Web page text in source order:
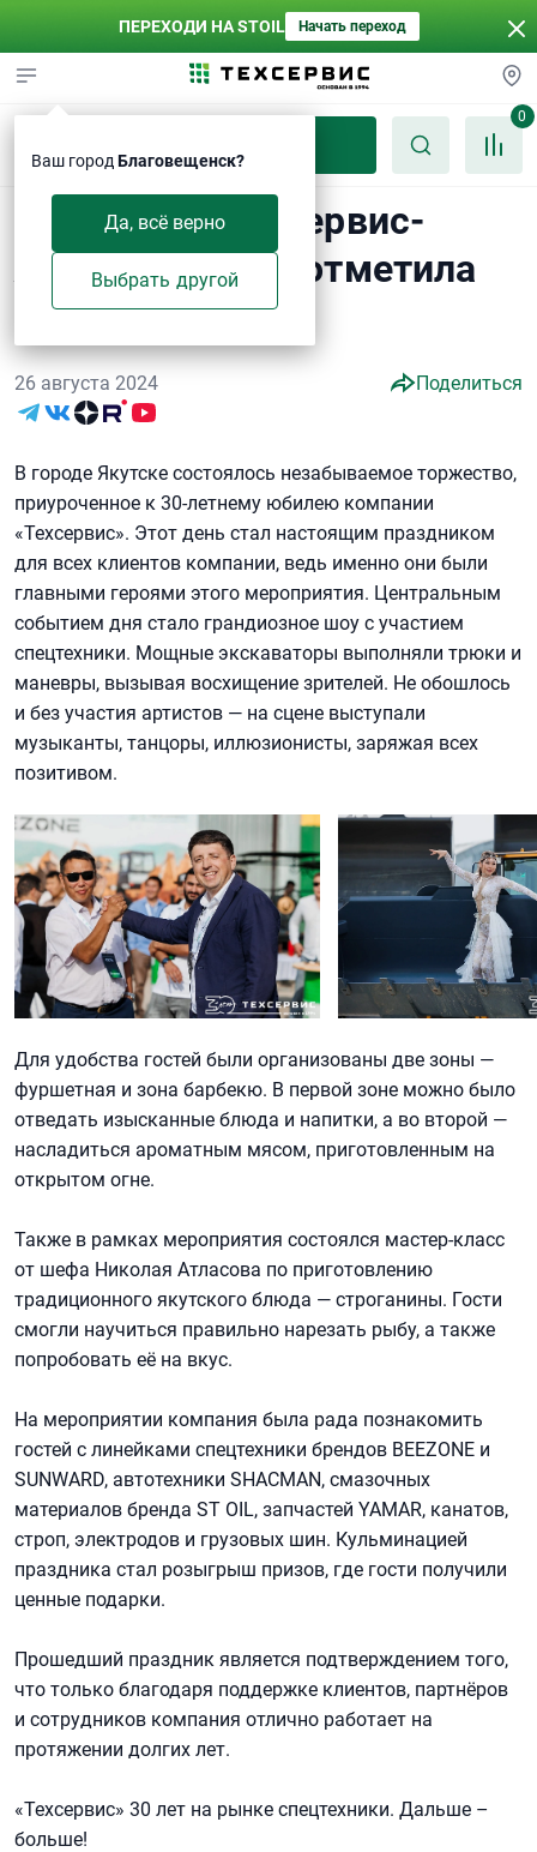
ПЕРЕХОДИ НА STOIL Начать переход
Ваш город Благовещенск?
Да, всё верно
Выбрать другой
0
Компания "Техсервис-
Якутия" мощно отметила
ДЕНЬ КЛИЕНТА!
26 августа 2024 Поделиться
В городе Якутске состоялось незабываемое торжество,
приуроченное к 30-летнему юбилею компании
«Техсервис». Этот день стал настоящим праздником
для всех клиентов компании, ведь именно они были
главными героями этого мероприятия. Центральным
событием дня стало грандиозное шоу с участием
спецтехники. Мощные экскаваторы выполняли трюки и
маневры, вызывая восхищение зрителей. Не обошлось
и без участия артистов — на сцене выступали
музыканты, танцоры, иллюзионисты, заряжая всех
позитивом.
Для удобства гостей были организованы две зоны —
фуршетная и зона барбекю. В первой зоне можно было
отведать изысканные блюда и напитки, а во второй —
насладиться ароматным мясом, приготовленным на
открытом огне.
Также в рамках мероприятия состоялся мастер-класс
от шефа Николая Атласова по приготовлению
традиционного якутского блюда — строганины. Гости
смогли научиться правильно нарезать рыбу, а также
попробовать её на вкус.
На мероприятии компания была рада познакомить
гостей с линейками спецтехники брендов BEEZONE и
SUNWARD, автотехники SHACMAN, смазочных
материалов бренда ST OIL, запчастей YAMAR, канатов,
строп, электродов и грузовых шин. Кульминацией
праздника стал розыгрыш призов, где гости получили
ценные подарки.
Прошедший праздник является подтверждением того,
что только благодаря поддержке клиентов, партнёров
и сотрудников компания отлично работает на
протяжении долгих лет.
«Техсервис» 30 лет на рынке спецтехники. Дальше –
больше!